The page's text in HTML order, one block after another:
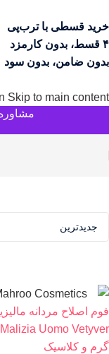
خرید قسطی با ترب‌پی
۴ قسط، بدون کارمزد
بدون ضامن، بدون سود
Skip to main content
مشاوره قبل
فوم اصلاح مردانه
گرم و کلاسیک